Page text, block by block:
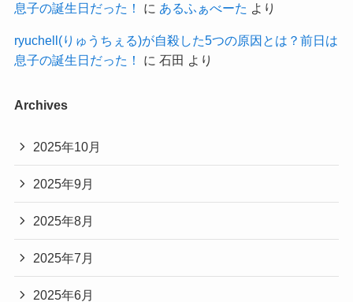
息子の誕生日だった！
に あるふぁべーた より
ryuchell(りゅうちぇる)が自殺した5つの原因とは？前日は
息子の誕生日だった！
に 石田 より
Archives
2025年10月
2025年9月
2025年8月
2025年7月
2025年6月